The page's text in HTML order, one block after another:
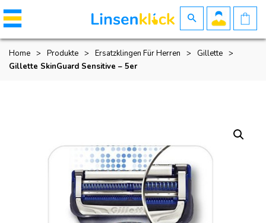
Home > Produkte > Ersatzklingen Für Herren > Gillette >
Gillette SkinGuard Sensitive – 5er